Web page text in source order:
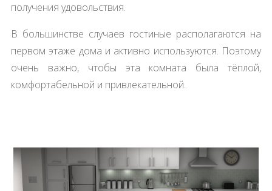
получения удовольствия.
В большинстве случаев гостиные располагаются на
первом этаже дома и активно используются. Поэтому
очень важно, чтобы эта комната была тёплой,
комфортабельной и привлекательной.